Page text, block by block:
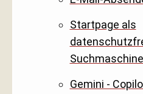
Startpage als
Gemini -